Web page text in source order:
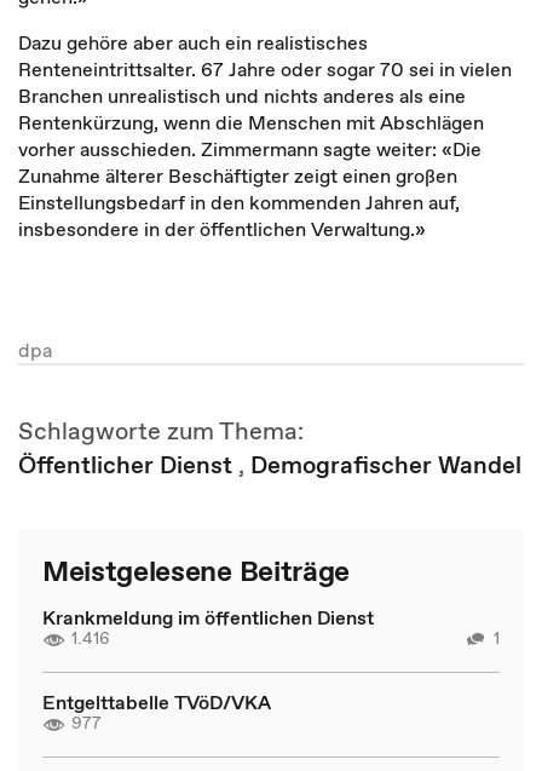
Dazu gehöre aber auch ein realistisches
Renteneintrittsalter. 67 Jahre oder sogar 70 sei in vielen
Branchen unrealistisch und nichts anderes als eine
Rentenkürzung, wenn die Menschen mit Abschlägen
vorher ausschieden. Zimmermann sagte weiter: «Die
Zunahme älterer Beschäftigter zeigt einen großen
Einstellungsbedarf in den kommenden Jahren auf,
insbesondere in der öffentlichen Verwaltung.»
dpa
Schlagworte zum Thema:
Öffentlicher Dienst , Demografischer Wandel
Meistgelesene Beiträge
Krankmeldung im öffentlichen Dienst
1.416 1
Entgelttabelle TVöD/VKA
977